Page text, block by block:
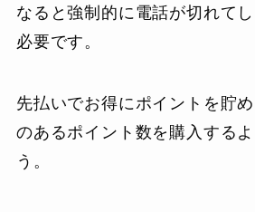
なると強制的に電話が切れて
必要です。
先払いでお得にポイントを貯
のあるポイント数を購入する
う。